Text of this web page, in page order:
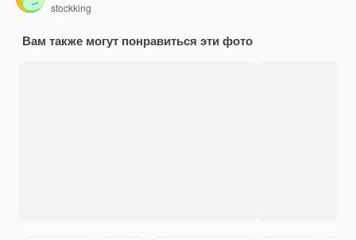
stockking
Вам также могут понравиться эти фото